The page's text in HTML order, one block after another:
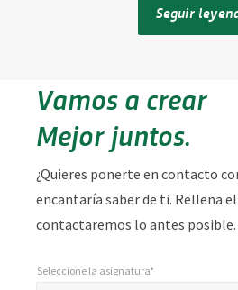
Seguir
Vamos a crear
Mejor juntos.
¿Quieres ponerte en contacto
encantaría saber de ti. Rellena
contactaremos lo antes posible.
Seleccione la asignatura*